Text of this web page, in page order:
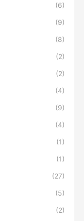
(6)
(9)
(8)
(2)
(2)
(4)
(9)
(4)
(1)
(1)
(27)
(5)
(2)